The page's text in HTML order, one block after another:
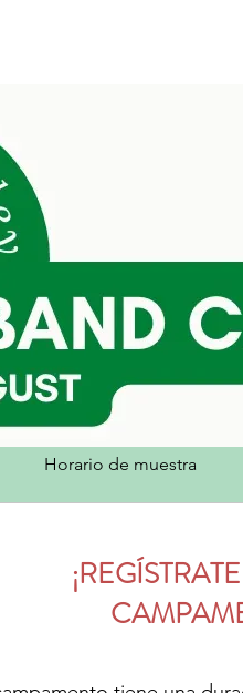
Horario de muestra